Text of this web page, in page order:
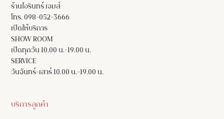
ร้านไอรินทร์ เจมส์
โทร. 098-052-3666
เปิดให้บริการ
SHOW ROOM
เปิดทุกวัน 10.00 น.-19.00 น.
SERVICE
วันจันทร์-เสาร์ 10.00 น.-19.00 น.
บริการลูกค้า